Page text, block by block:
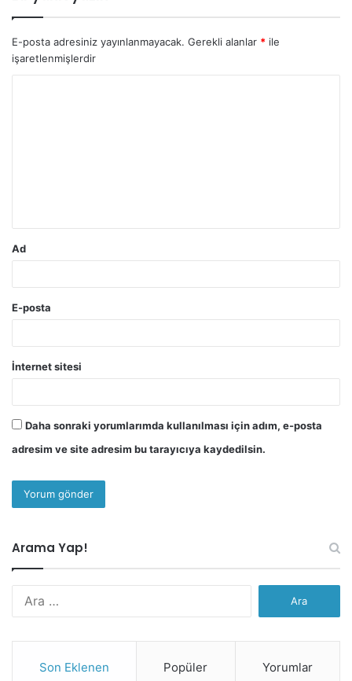
E-posta adresiniz yayınlanmayacak. Gerekli alanlar * ile
işaretlenmişlerdir
Ad
E-posta
İnternet sitesi
Daha sonraki yorumlarımda kullanılması için adım, e-posta
adresim ve site adresim bu tarayıcıya kaydedilsin.
Arama Yap!
Son Eklenen Popüler Yorumlar